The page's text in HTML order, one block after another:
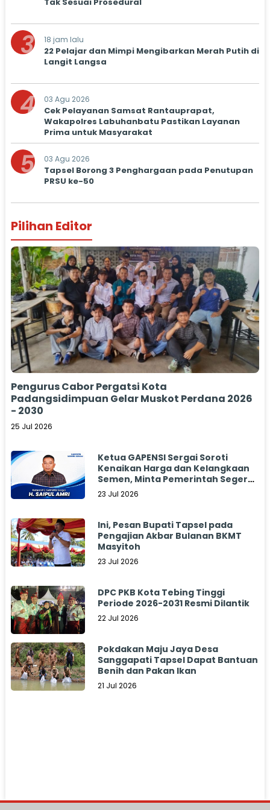
3 18 jam lalu
22 Pelajar dan Mimpi Mengibarkan Merah Putih di
Langit Langsa
4 03 Agu 2026
Cek Pelayanan Samsat Rantauprapat,
Wakapolres Labuhanbatu Pastikan Layanan
Prima untuk Masyarakat
5 03 Agu 2026
Tapsel Borong 3 Penghargaan pada Penutupan
PRSU ke-50
Pilihan Editor
Pengurus Cabor Pergatsi Kota
Padangsidimpuan Gelar Muskot Perdana 2026
- 2030
25 Jul 2026
Ketua GAPENSI Sergai Soroti
Kenaikan Harga dan Kelangkaan
Semen, Minta Pemerintah Segera
Bertindak
23 Jul 2026
Ini, Pesan Bupati Tapsel pada
Pengajian Akbar Bulanan BKMT
Masyitoh
23 Jul 2026
DPC PKB Kota Tebing Tinggi
Periode 2026-2031 Resmi Dilantik
22 Jul 2026
Pokdakan Maju Jaya Desa
Sanggapati Tapsel Dapat Bantuan
Benih dan Pakan Ikan
21 Jul 2026